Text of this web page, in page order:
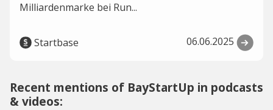
Milliardenmarke bei Run...
Startbase 06.06.2025
Recent mentions of BayStartUp in podcasts
& videos: